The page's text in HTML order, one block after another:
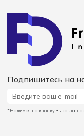
Подпишитесь на
*Нажимая на кнопку Вы